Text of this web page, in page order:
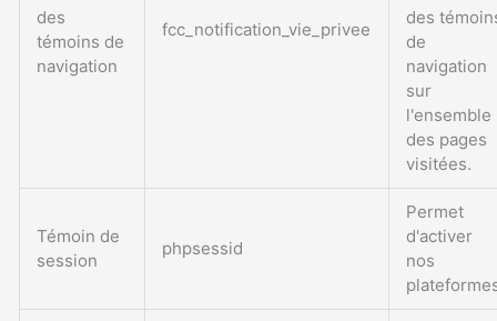
des
témoins de
navigation
fcc_notification_vie_privee
des
de
navigation
sur
l'ensemble
des pages
visitées.
Témoin de
session
phpsessid
Permet
d'activer
nos